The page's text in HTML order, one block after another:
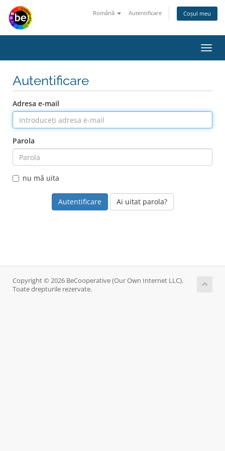
Română Autentificare Coșul meu
Autentificare
Adresa e-mail
Parola
nu mă uita
Ai uitat parola?
Copyright © 2026 BeCooperative (Our Own Internet LLC).
Toate drepturile rezervate.